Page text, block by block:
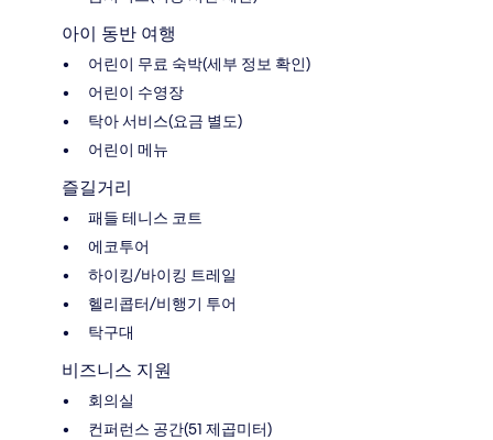
아이 동반 여행
어린이 무료 숙박(세부 정보 확인)
어린이 수영장
탁아 서비스(요금 별도)
어린이 메뉴
즐길거리
패들 테니스 코트
에코투어
하이킹/바이킹 트레일
헬리콥터/비행기 투어
탁구대
비즈니스 지원
회의실
컨퍼런스 공간(51 제곱미터)